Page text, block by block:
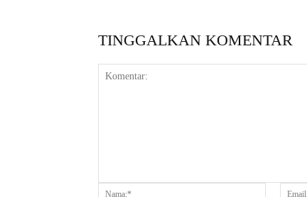
TINGGALKAN KOMENTAR
Komentar: Nama:*